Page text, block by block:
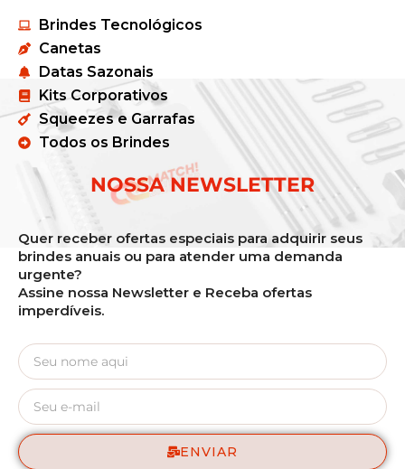
Brindes Tecnológicos
Canetas
Datas Sazonais
Kits Corporativos
Squeezes e Garrafas
Todos os Brindes
NOSSA NEWSLETTER
Quer receber ofertas especiais para adquirir seus
brindes anuais ou para atender uma demanda
urgente?
Assine nossa Newsletter e Receba ofertas
imperdíveis.
ENVIAR